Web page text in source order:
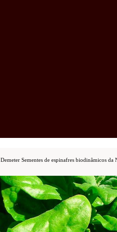
Demeter Sementes de espinafres biodinâmicos da